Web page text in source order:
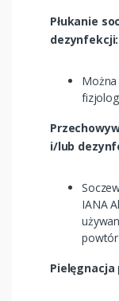
Płukanie
dezynfekcji:
i/lub
IANA